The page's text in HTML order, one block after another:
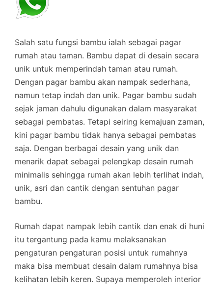
Salah satu fungsi bambu ialah sebagai pagar
rumah atau taman. Bambu dapat di desain secara
unik untuk memperindah taman atau rumah.
Dengan pagar bambu akan nampak sederhana,
namun tetap indah dan unik. Pagar bambu sudah
sejak jaman dahulu digunakan dalam masyarakat
sebagai pembatas. Tetapi seiring kemajuan zaman,
kini pagar bambu tidak hanya sebagai pembatas
saja. Dengan berbagai desain yang unik dan
menarik dapat sebagai pelengkap desain rumah
minimalis sehingga rumah akan lebih terlihat indah,
unik, asri dan cantik dengan sentuhan pagar
bambu.
Rumah dapat nampak lebih cantik dan enak di huni
itu tergantung pada kamu melaksanakan
pengaturan pengaturan posisi untuk rumahnya
maka bisa membuat desain dalam rumahnya bisa
kelihatan lebih keren. Supaya memperoleh interior